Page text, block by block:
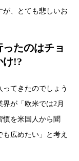
が、とても悲しいお
たのはチョ
け!?
てきたのでしょう
が「欧米では2月
慣を米国人から聞
広めたい」と考え